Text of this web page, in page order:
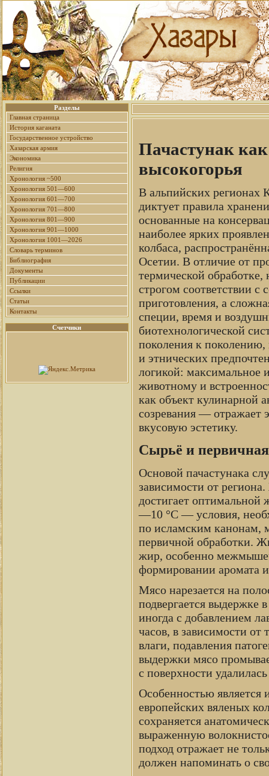
Разделы
Главная страница
История каганата
Государственное устройство
Хазарская армия
Экономика
Религия
Хронология ~500
Хронология 501—600
Хронология 601—700
Хронология 701—800
Хронология 801—900
Хронология 901—1000
Хронология 1001—2026
Словарь терминов
Библиография
Документы
Публикации
Ссылки
Статьи
Контакты
Счетчики
Пачастунак
высокогорья
В альпийских регионах
диктует правила
основанные на
наиболее ярких
колбаса,
Осетии. В отличие от
термической обработке,
строгом соответствии
приготовления, а
специи, время и
биотехнологической
поколения к поколению,
и этнических
логикой: максимальное
животному и
как объект кулинарной
созревания — отражает
вкусовую эстетику.
Сырьё и первичная
Основой пачастунака
зависимости от
достигает оптимальной
—10 °C — условия,
по исламским канонам,
первичной обработки.
жир, особенно
формировании аромата
Мясо нарезается на
подвергается выдержке
иногда с добавлением
часов, в зависимости
влаги, подавления
выдержки мясо
с поверхности
Особенностью является
европейских вяленых
сохраняется
выраженную
подход отражает не
должен напоминать о